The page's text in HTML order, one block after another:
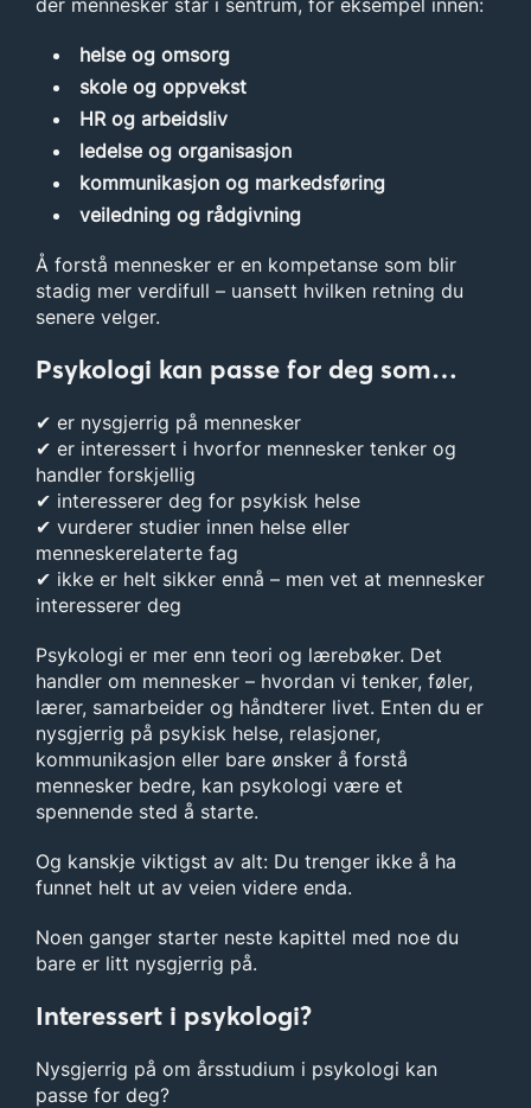
der mennesker står i sentrum, for eksempel innen:
helse og omsorg
skole og oppvekst
HR og arbeidsliv
ledelse og organisasjon
kommunikasjon og markedsføring
veiledning og rådgivning
Å forstå mennesker er en kompetanse som blir
stadig mer verdifull – uansett hvilken retning du
senere velger.
Psykologi kan passe for deg som…
✔ er nysgjerrig på mennesker
✔ er interessert i hvorfor mennesker tenker og
handler forskjellig
✔ interesserer deg for psykisk helse
✔ vurderer studier innen helse eller
menneskerelaterte fag
✔ ikke er helt sikker ennå – men vet at mennesker
interesserer deg
Psykologi er mer enn teori og lærebøker. Det
handler om mennesker – hvordan vi tenker, føler,
lærer, samarbeider og håndterer livet. Enten du er
nysgjerrig på psykisk helse, relasjoner,
kommunikasjon eller bare ønsker å forstå
mennesker bedre, kan psykologi være et
spennende sted å starte.
Og kanskje viktigst av alt: Du trenger ikke å ha
funnet helt ut av veien videre enda.
Noen ganger starter neste kapittel med noe du
bare er litt nysgjerrig på.
Interessert i psykologi?
Nysgjerrig på om årsstudium i psykologi kan
passe for deg?